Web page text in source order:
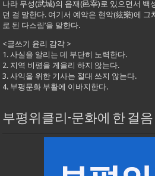
나라 무성(武城)의 읍재(邑宰)로 있으면서 백
던 걸 말한다. 여기서 예악은 현악(絃樂)에 그
로 된 다스림’을 말한다.
<글쓰기 윤리 감각 >
1. 사실을 알리는 데 부단히 노력한다.
2. 지역 비평을 게을리 하지 않는다.
3. 사익을 위한 기사는 절대 쓰지 않는다.
4. 부평문화 부활에 이바지한다.
부평위클리-문화에 한 걸음